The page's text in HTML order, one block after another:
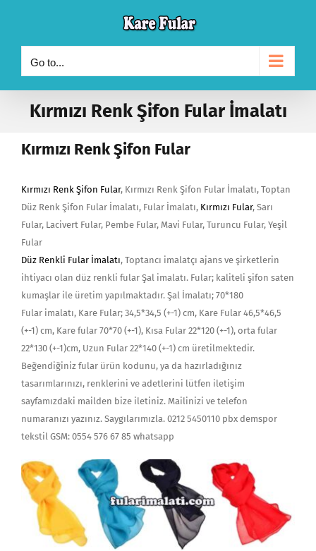
content
Go to...
Kırmızı Renk Şifon Fular İmalatı
Kırmızı Renk Şifon Fular
Kırmızı Renk Şifon Fular, Kırmızı Renk Şifon Fular İmalatı, Toptan
Düz Renk Şifon Fular İmalatı, Fular İmalatı, Kırmızı Fular, Sarı
Fular, Lacivert Fular, Pembe Fular, Mavi Fular, Turuncu Fular, Yeşil
Fular
Düz Renkli Fular İmalatı, Toptancı imalatçı ajans ve şirketlerin
ihtiyacı olan düz renkli fular Şal imalatı. Fular; kaliteli şifon saten
kumaşlar ile üretim yapılmaktadır. Şal İmalatı; 70*180
Fular imalatı, Kare Fular; 34,5*34,5 (+-1) cm, Kare Fular 46,5*46,5
(+-1) cm, Kare fular 70*70 (+-1), Kısa Fular 22*120 (+-1), orta fular
22*130 (+-1)cm, Uzun Fular 22*140 (+-1) cm üretilmektedir.
Beğendiğiniz fular ürün kodunu, ya da hazırladığınız
tasarımlarınızı, renklerini ve adetlerini lütfen iletişim
sayfamızdaki mailden bize iletiniz. Mailinizi ve telefon
numaranızı yazınız. Saygılarımızla. 0212 5450110 pbx demspor
tekstil GSM: 0554 576 67 85 whatsapp